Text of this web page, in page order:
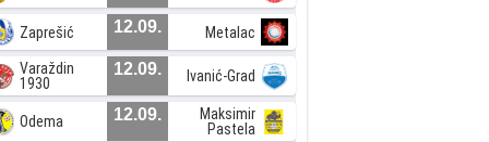
Zaprešić 12.09. Metalac
Varaždin
1930
12.09. Ivanić-Grad
Odema 12.09.
Maksimir
Pastela